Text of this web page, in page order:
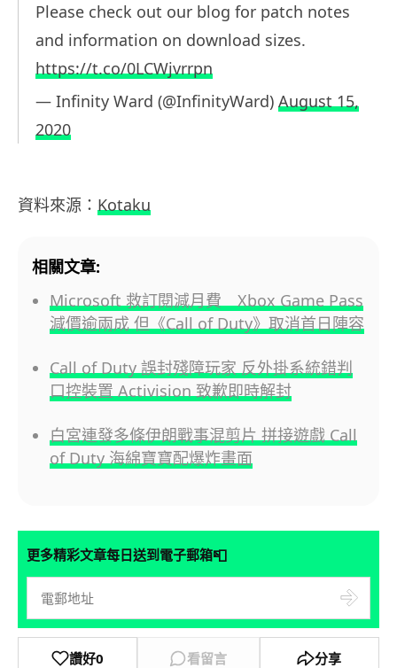
Please check out our blog for patch notes
and information on download sizes.
https://t.co/0LCWjvrrpn
— Infinity Ward (@InfinityWard) August 15,
2020
資料來源： Kotaku
相關文章:
Microsoft 救訂閱減月費 Xbox Game Pass
減價逾兩成 但《Call of Duty》取消首日陣容
Call of Duty 誤封殘障玩家 反外掛系統錯判
口控裝置 Activision 致歉即時解封
白宮連發多條伊朗戰事混剪片 拼接遊戲 Call
of Duty 海綿寶寶配爆炸畫面
更多精彩文章每日送到電子郵箱📮
讚好0 看留言 分享